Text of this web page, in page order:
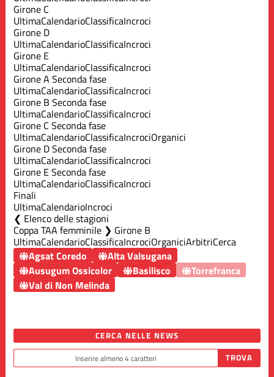
Girone C
UltimaCalendarioClassificaIncroci
Girone D
UltimaCalendarioClassificaIncroci
Girone E
UltimaCalendarioClassificaIncroci
Girone A Seconda fase
UltimaCalendarioClassificaIncroci
Girone B Seconda fase
UltimaCalendarioClassificaIncroci
Girone C Seconda fase
UltimaCalendarioClassificaIncrociOrganici
Girone D Seconda fase
UltimaCalendarioClassificaIncroci
Girone E Seconda fase
UltimaCalendarioClassificaIncroci
Finali
UltimaCalendarioIncroci
Elenco delle stagioni
Coppa TAA femminile ❯ Girone B
UltimaCalendarioClassificaIncrociOrganiciArbitriCerca
Agsat Coredo
Alta Valsugana
Ausugum Ossicolor
Basilisco
Torrefranca
Val di Non Melinda
CERCA NELLE NEWS